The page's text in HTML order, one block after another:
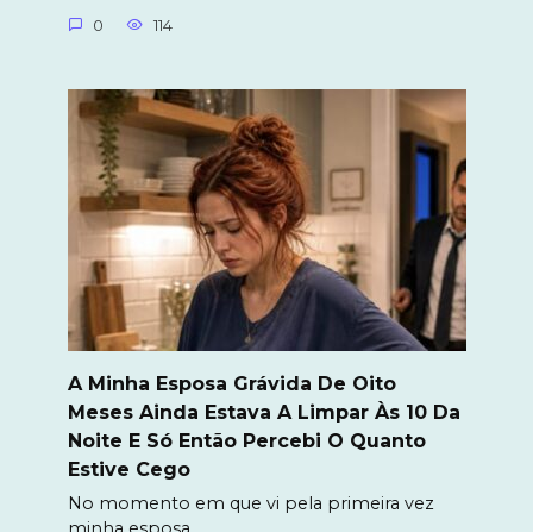
0 114
A Minha Esposa Grávida De Oito
Meses Ainda Estava A Limpar Às 10 Da
Noite E Só Então Percebi O Quanto
Estive Cego
No momento em que vi pela primeira vez